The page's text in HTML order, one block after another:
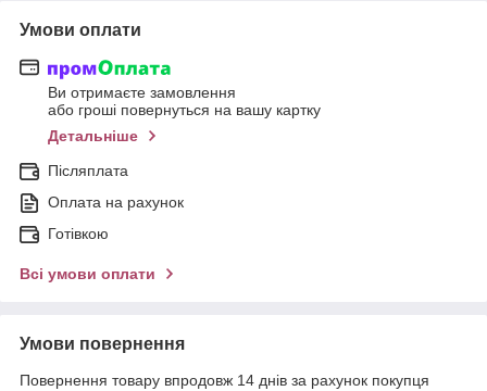
Умови оплати
Ви отримаєте замовлення
або гроші повернуться на вашу картку
Детальніше
Післяплата
Оплата на рахунок
Готівкою
Всі умови оплати
Умови повернення
Повернення товару впродовж 14 днів за рахунок покупця